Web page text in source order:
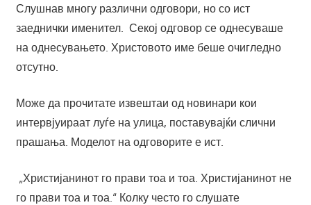
Слушнав многу различни одговори, но со ист
заеднички именител. Секој одговор се однесуваше
на однесувањето. Христовото име беше очигледно
отсутно.
Може да прочитате извештаи од новинари кои
интервјуираат луѓе на улица, поставувајќи слични
прашања. Моделот на одговорите е ист.
„Христијанинот го прави тоа и тоа. Христијанинот не
го прави тоа и тоа.“ Колку често го слушате